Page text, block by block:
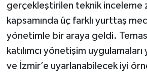
gerçekleştirilen teknik inceleme
kapsamında üç farklı yurttaş
yönetimle bir araya geldi.
katılımcı yönetişim
ve İzmir’e uyarlanabilecek iyi